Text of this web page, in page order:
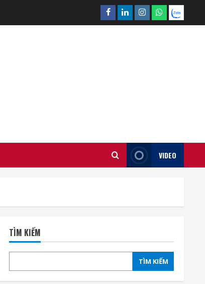
Facebook
LinkedinInstagram
What’sapp
Zalo
VIDEO
TÌM KIẾM
TÌM KIẾM